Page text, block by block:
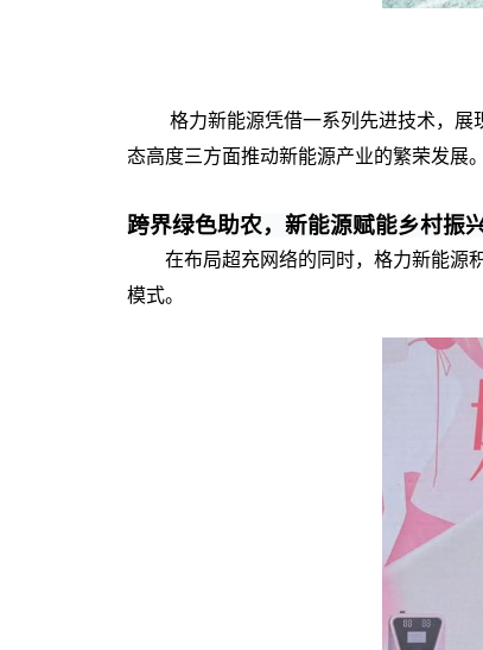
格力新能源凭借一系列先进技术，展
态高度三方面推动新能源产业的繁荣发展。
跨界绿色助农，新能源赋能乡村振
在布局超充网络的同时，格力新能源
模式。